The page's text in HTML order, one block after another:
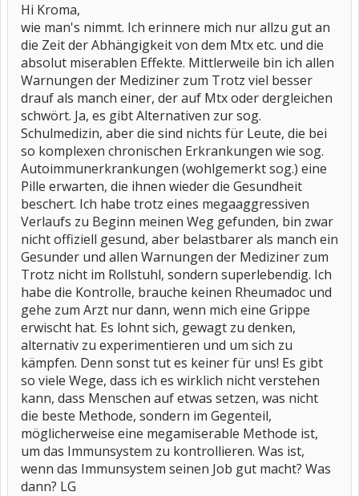
Hi Kroma,
wie man's nimmt. Ich erinnere mich nur allzu gut an
die Zeit der Abhängigkeit von dem Mtx etc. und die
absolut miserablen Effekte. Mittlerweile bin ich allen
Warnungen der Mediziner zum Trotz viel besser
drauf als manch einer, der auf Mtx oder dergleichen
schwört. Ja, es gibt Alternativen zur sog.
Schulmedizin, aber die sind nichts für Leute, die bei
so komplexen chronischen Erkrankungen wie sog.
Autoimmunerkrankungen (wohlgemerkt sog.) eine
Pille erwarten, die ihnen wieder die Gesundheit
beschert. Ich habe trotz eines megaaggressiven
Verlaufs zu Beginn meinen Weg gefunden, bin zwar
nicht offiziell gesund, aber belastbarer als manch ein
Gesunder und allen Warnungen der Mediziner zum
Trotz nicht im Rollstuhl, sondern superlebendig. Ich
habe die Kontrolle, brauche keinen Rheumadoc und
gehe zum Arzt nur dann, wenn mich eine Grippe
erwischt hat. Es lohnt sich, gewagt zu denken,
alternativ zu experimentieren und um sich zu
kämpfen. Denn sonst tut es keiner für uns! Es gibt
so viele Wege, dass ich es wirklich nicht verstehen
kann, dass Menschen auf etwas setzen, was nicht
die beste Methode, sondern im Gegenteil,
möglicherweise eine megamiserable Methode ist,
um das Immunsystem zu kontrollieren. Was ist,
wenn das Immunsystem seinen Job gut macht? Was
dann? LG